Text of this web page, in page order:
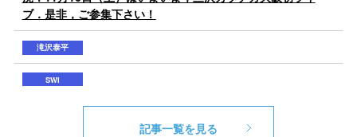
記事一覧を見る